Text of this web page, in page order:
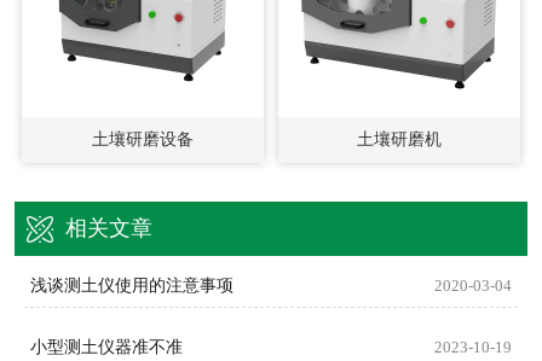
土壤研磨设备 土壤研磨机
相关文章
浅谈测土仪使用的注意事项 2020-03-04
小型测土仪器准不准 2023-10-19